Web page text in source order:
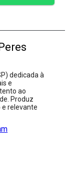
dedicada à
e
ao
Produz
relevante